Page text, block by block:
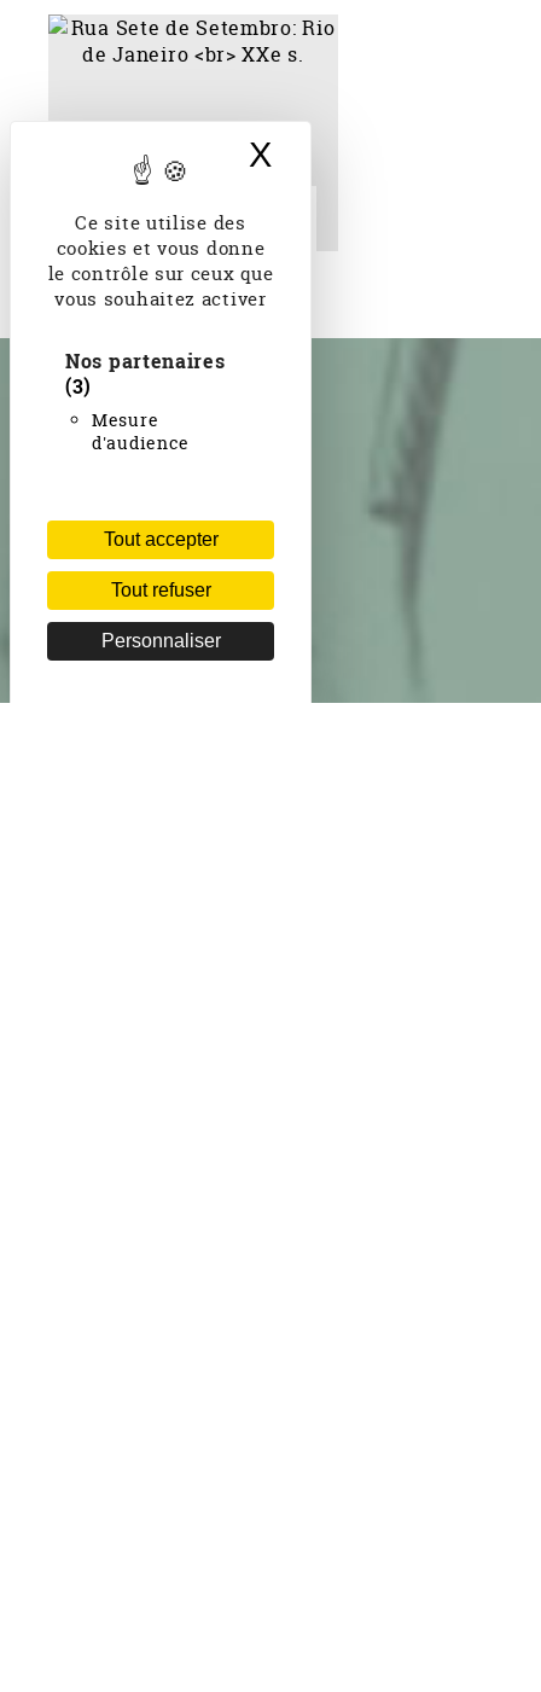
Ce site utilise des
cookies et vous donne
le contrôle sur ceux que
vous souhaitez activer
Nos partenaires
(3)
Mesure
d'audience
Tout accepter
Tout refuser
Personnaliser
X
Rua Sete de Setembro:
Rio de Janeiro XXe s.